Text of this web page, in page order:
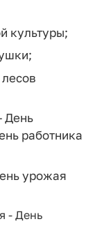
культуры;
День
работника
урожая
- День